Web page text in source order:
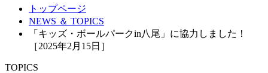
トップページ
NEWS ＆ TOPICS
「キッズ・ボールパークin八尾」に協力しました！
［2025年2月15日］
TOPICS